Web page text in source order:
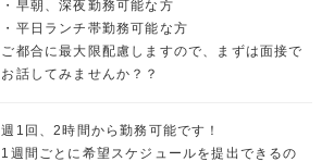
・早朝、深夜勤務可能な方
・平日ランチ帯勤務可能な方
ご都合に最大限配慮しますので、まずは面接で
お話してみませんか？？
週1回、2時間から勤務可能です！
1週間ごとに希望スケジュールを提出できるの